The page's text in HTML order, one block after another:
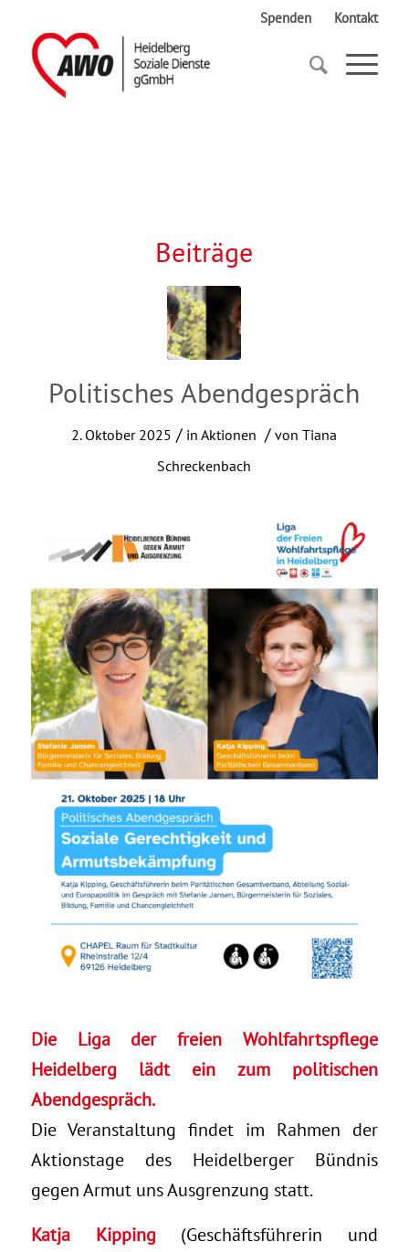
Spenden Kontakt
Startseite Par
Beiträge
Politisches Abendgespräch
2. Oktober 2025 / inAktionen / vonTiana
Schreckenbach
Die Liga der freien Wohlfahrtspflege
Heidelberg lädt ein zum politischen
Abendgespräch.
Die Veranstaltung findet im Rahmen der
Aktionstage des Heidelberger Bündnis
gegen Armut uns Ausgrenzung statt.
Katja Kipping (Geschäftsführerin und